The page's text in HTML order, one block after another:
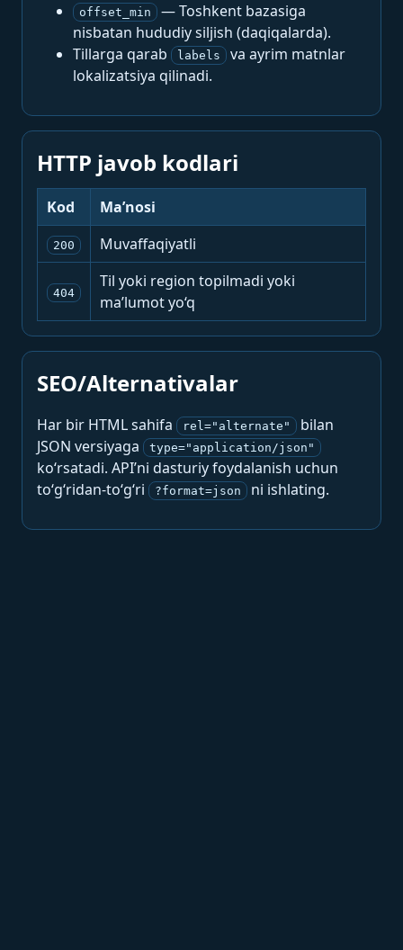
offset_min
— Toshkent bazasiga
nisbatan hududiy siljish (daqiqalarda).
Tillarga qarab
labels
va ayrim matnlar
lokalizatsiya qilinadi.
HTTP javob kodlari
Kod Ma’nosi
200 Muvaffaqiyatli
404
Til yoki region topilmadi yoki
ma’lumot yo‘q
SEO/Alternativalar
Har bir HTML sahifa rel="alternate"
bilan
JSON versiyaga
type="application/json"
ko‘rsatadi. API’ni dasturiy foydalanish uchun
to‘g‘ridan-to‘g‘ri
?format=json ni ishlating.